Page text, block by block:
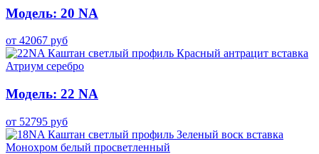
Модель: 20 NA
от 42067 руб
Модель: 22 NA
от 52795 руб